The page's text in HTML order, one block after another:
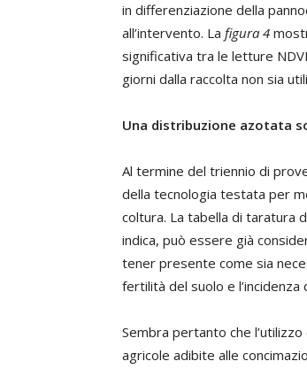
in differenziazione della
all’intervento. La figura 4
significativa tra le letture
giorni dalla raccolta non sia
Una distribuzione azotata
Al termine del triennio di
della tecnologia testata per
coltura. La tabella di taratura
indica, può essere già
tener presente come sia
fertilità del suolo e l’incidenza
Sembra pertanto che
agricole adibite alle